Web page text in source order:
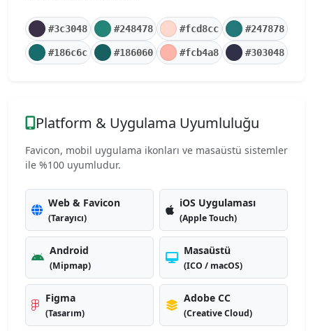
#3c3048 #248478 #fcd8cc #247878
#186c6c #186060 #fcb4a8 #303048
Platform & Uygulama Uyumluluğu
Favicon, mobil uygulama ikonları ve masaüstü sistemler
ile %100 uyumludur.
Web & Favicon
(Tarayıcı)
iOS Uygulaması
(Apple Touch)
Android
(Mipmap)
Masaüstü
(ICO / macOS)
Figma
(Tasarım)
Adobe CC
(Creative Cloud)